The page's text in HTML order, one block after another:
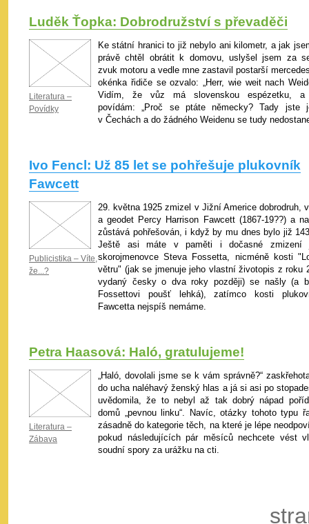
Luděk Ťopka: Dobrodružství s převaděči
Literatura –
Povídky
Ke státní hranici to již nebylo ani kilometr, a jak
právě chtěl obrátit k domovu, uslyšel jsem za
zvuk motoru a vedle mne zastavil postarší
okénka řidiče se ozvalo: „Herr, wie weit nach
Vidím, že vůz má slovenskou espézetku,
povídám: „Proč se ptáte německy? Tady jste
v Čechách a do žádného Weidenu se tudy
Ivo Fencl: Už 85 let se pohřešuje plukovník
Fawcett
Publicistika – Víte,
že...?
29. května 1925 zmizel v Jižní Americe dobrodruh,
a geodet Percy Harrison Fawcett (1867-19??) a
zůstává pohřešován, i když by mu dnes bylo již
Ještě asi máte v paměti i dočasné zmizení
skorojmenovce Steva Fossetta, nicméně kosti
větru" (jak se jmenuje jeho vlastní životopis z roku
vydaný česky o dva roky později) se našly (a
Fossettovi poušť lehká), zatímco kosti
Fawcetta nejspíš nemáme.
Petra Haasová: Haló, gratulujeme!
Literatura –
Zábava
„Haló, dovolali jsme se k vám správně?“
do ucha naléhavý ženský hlas a já si asi po
uvědomila, že to nebyl až tak dobrý nápad
domů „pevnou linku“. Navíc, otázky tohoto typu
zásadně do kategorie těch, na které je lépe
pokud následujících pár měsíců nechcete vést
soudní spory za urážku na cti.